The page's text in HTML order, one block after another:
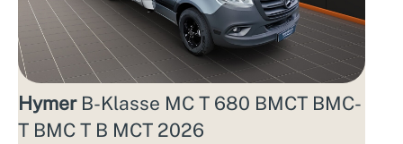
HymerB-Klasse MC T 680 BMCT BMC-
T BMC T B MCT 2026